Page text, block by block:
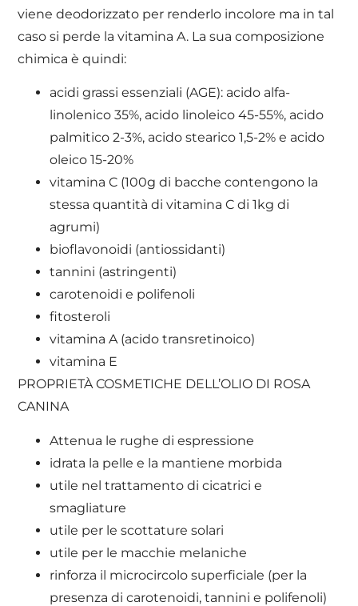
viene deodorizzato per renderlo incolore ma in tal
caso si perde la vitamina A. La sua composizione
chimica è quindi:
acidi grassi essenziali (AGE): acido alfa-
linolenico 35%, acido linoleico 45-55%, acido
palmitico 2-3%, acido stearico 1,5-2% e acido
oleico 15-20%
vitamina C (100g di bacche contengono la
stessa quantità di vitamina C di 1kg di
agrumi)
bioflavonoidi (antiossidanti)
tannini (astringenti)
carotenoidi e polifenoli
fitosteroli
vitamina A (acido transretinoico)
vitamina E
PROPRIETÀ COSMETICHE DELL’OLIO DI ROSA
CANINA
Attenua le rughe di espressione
idrata la pelle e la mantiene morbida
utile nel trattamento di cicatrici e
smagliature
utile per le scottature solari
utile per le macchie melaniche
rinforza il microcircolo superficiale (per la
presenza di carotenoidi, tannini e polifenoli)